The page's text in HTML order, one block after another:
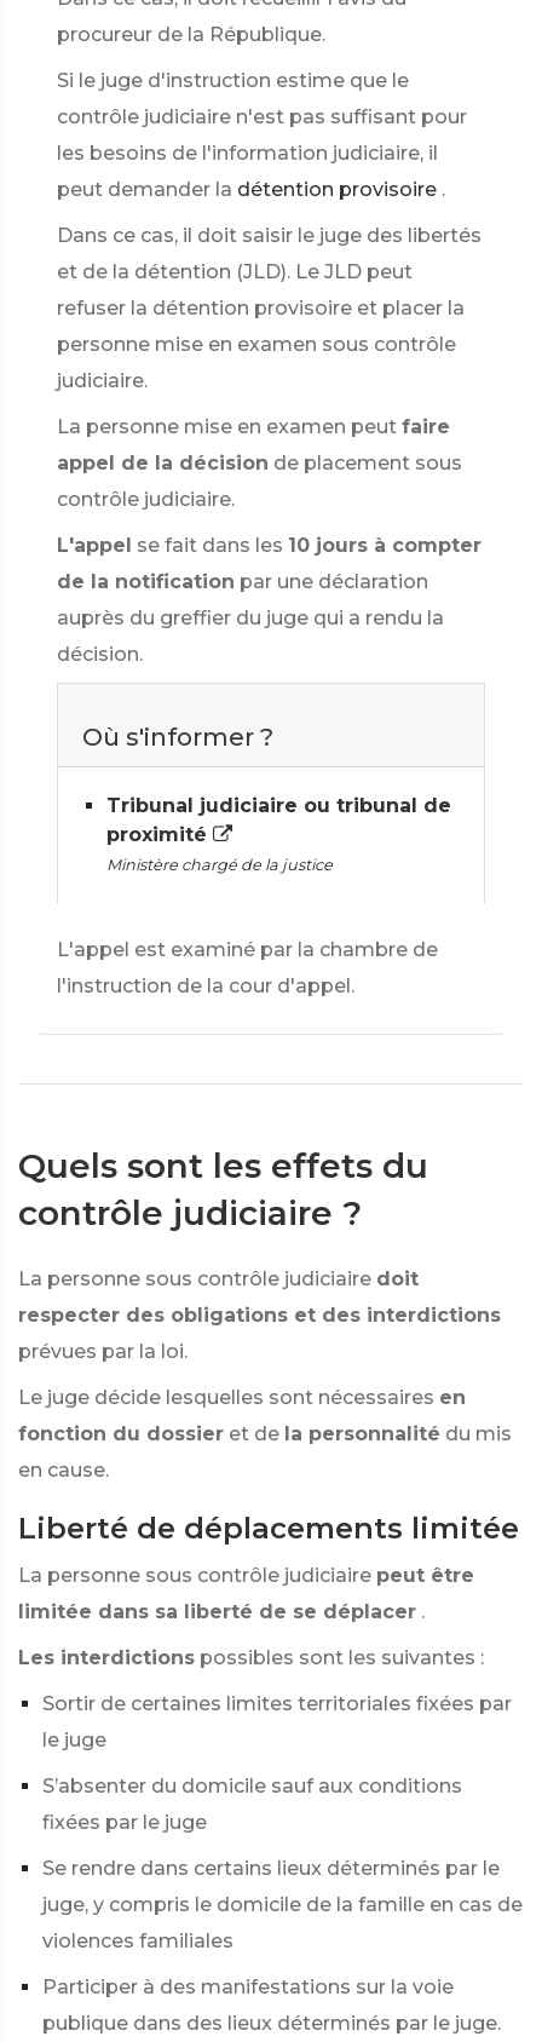
procureur de la République.
Si le juge d'instruction estime que le
contrôle judiciaire n'est pas suffisant pour
les besoins de l'information judiciaire, il
peut demander la détention provisoire .
Dans ce cas, il doit saisir le juge des libertés
et de la détention (JLD). Le JLD peut
refuser la détention provisoire et placer la
personne mise en examen sous contrôle
judiciaire.
La personne mise en examen peut faire
appel de la décision de placement sous
contrôle judiciaire.
L'appel se fait dans les 10 jours à compter
de la notification par une déclaration
auprès du greffier du juge qui a rendu la
décision.
Où s'informer ?
Tribunal judiciaire ou tribunal de
proximité
Ministère chargé de la justice
L'appel est examiné par la chambre de
l'instruction de la cour d'appel.
Quels sont les effets du
contrôle judiciaire ?
La personne sous contrôle judiciaire doit
respecter des obligations et des interdictions
prévues par la loi.
Le juge décide lesquelles sont nécessaires en
fonction du dossier et de la personnalité du mis
en cause.
Liberté de déplacements limitée
La personne sous contrôle judiciaire peut être
limitée dans sa liberté de se déplacer .
Les interdictions possibles sont les suivantes :
Sortir de certaines limites territoriales fixées par
le juge
S’absenter du domicile sauf aux conditions
fixées par le juge
Se rendre dans certains lieux déterminés par le
juge, y compris le domicile de la famille en cas de
violences familiales
Participer à des manifestations sur la voie
publique dans des lieux déterminés par le juge.